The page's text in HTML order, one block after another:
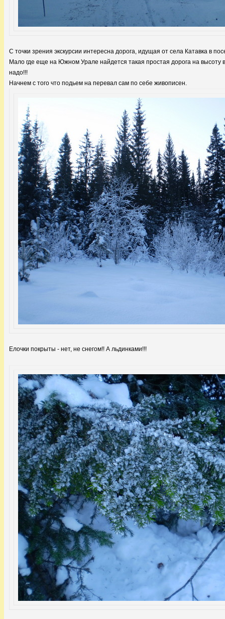
С точки зрения экскурсии интересна дорога, идущая от села Катавка в
Мало где еще на Южном Урале найдется такая простая дорога на высоту
надо!!!
Начнем с того что подьем на перевал сам по себе живописен.
Елочки покрыты - нет, не снегом!! А льдинками!!!